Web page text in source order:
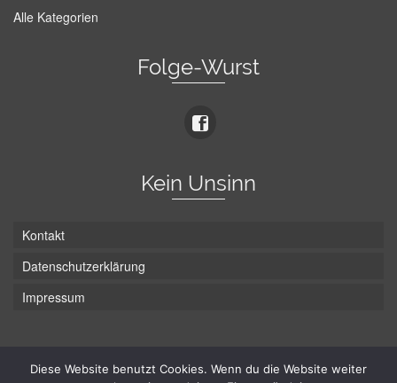
Alle Kategorien
Folge-Wurst
Kein Unsinn
Kontakt
Datenschutzerklärung
Impressum
Diese Website benutzt Cookies. Wenn du die Website weiter